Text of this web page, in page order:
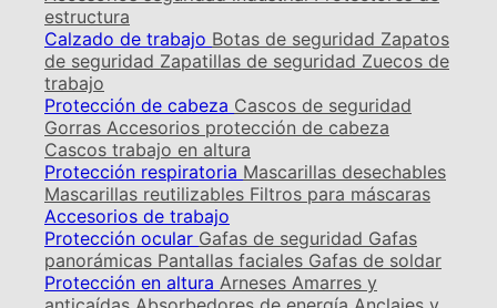
estructura
Calzado de trabajo Botas de seguridad Zapatos
de seguridad Zapatillas de seguridad Zuecos de
trabajo
Protección de cabeza Cascos de seguridad
Gorras Accesorios protección de cabeza
Cascos trabajo en altura
Protección respiratoria Mascarillas desechables
Mascarillas reutilizables Filtros para máscaras
Accesorios de trabajo
Protección ocular Gafas de seguridad Gafas
panorámicas Pantallas faciales Gafas de soldar
Protección en altura Arneses Amarres y